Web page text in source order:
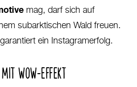
mag, darf sich auf
subarktischen Wald freuen.
ein Instagramerfolg.
WOW-EFFEKT